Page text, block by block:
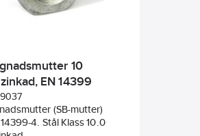
10
EN 14399
(SB-mutter)
Stål Klass 10.0